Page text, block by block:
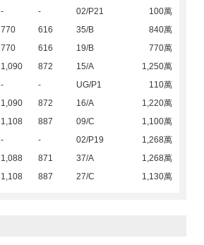
- - 02/P21
100萬
770 616 35/B
840萬
770 616 19/B
770萬
1,090 872 15/A
1,250萬
- - UG/P1
110萬
1,090 872 16/A
1,220萬
1,108 887 09/C
1,100萬
- - 02/P19
1,268萬
1,088 871 37/A
1,268萬
1,108 887 27/C 1,130萬